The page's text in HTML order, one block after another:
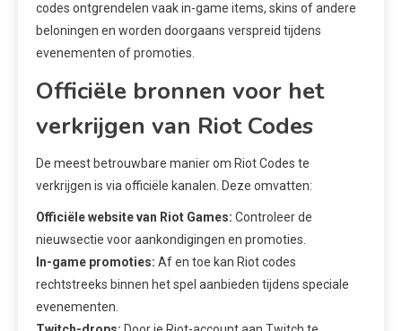
codes ontgrendelen vaak in-game items, skins of andere
beloningen en worden doorgaans verspreid tijdens
evenementen of promoties.
Officiële bronnen voor het
verkrijgen van Riot Codes
De meest betrouwbare manier om Riot Codes te
verkrijgen is via officiële kanalen. Deze omvatten:
Officiële website van Riot Games: Controleer de
nieuwsectie voor aankondigingen en promoties.
In-game promoties: Af en toe kan Riot codes
rechtstreeks binnen het spel aanbieden tijdens speciale
evenementen.